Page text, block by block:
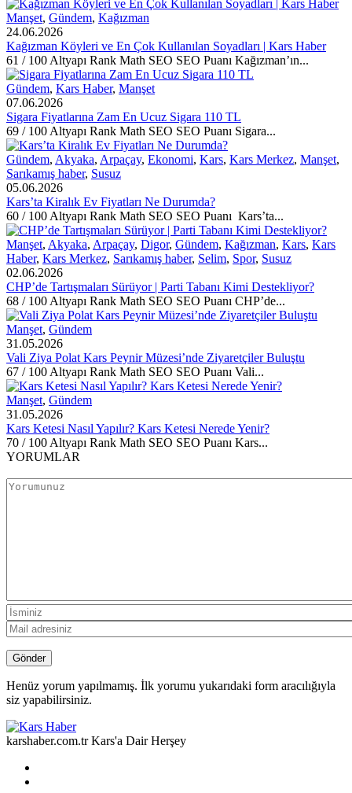
Manşet, Gündem, Kağızman
24.06.2026
Kağızman Köyleri ve En Çok Kullanılan Soyadları | Kars Haber
61 / 100 Altyapı Rank Math SEO SEO Puanı Kağızman’ın...
Gündem, Kars Haber, Manşet
07.06.2026
Sigara Fiyatlarına Zam En Ucuz Sigara 110 TL
69 / 100 Altyapı Rank Math SEO SEO Puanı Sigara...
Gündem, Akyaka, Arpaçay, Ekonomi, Kars, Kars Merkez, Manşet,
Sarıkamış haber, Susuz
05.06.2026
Kars’ta Kiralık Ev Fiyatları Ne Durumda?
60 / 100 Altyapı Rank Math SEO SEO Puanı Kars’ta...
Manşet, Akyaka, Arpaçay, Digor, Gündem, Kağızman, Kars, Kars
Haber, Kars Merkez, Sarıkamış haber, Selim, Spor, Susuz
02.06.2026
CHP’de Tartışmaları Sürüyor | Parti Tabanı Kimi Destekliyor?
68 / 100 Altyapı Rank Math SEO SEO Puanı CHP’de...
Manşet, Gündem
31.05.2026
Vali Ziya Polat Kars Peynir Müzesi’nde Ziyaretçiler Buluştu
67 / 100 Altyapı Rank Math SEO SEO Puanı Vali...
Manşet, Gündem
31.05.2026
Kars Ketesi Nasıl Yapılır? Kars Ketesi Nerede Yenir?
70 / 100 Altyapı Rank Math SEO SEO Puanı Kars...
YORUMLAR
Henüz yorum yapılmamış. İlk yorumu yukarıdaki form aracılığıyla
siz yapabilirsiniz.
karshaber.com.tr Kars'a Dair Herşey